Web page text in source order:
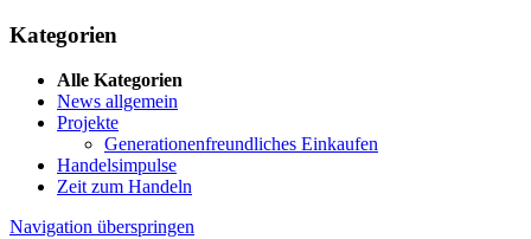
Kategorien
Alle Kategorien
News allgemein
Projekte
Generationenfreundliches Einkaufen
Handelsimpulse
Zeit zum Handeln
Navigation überspringen